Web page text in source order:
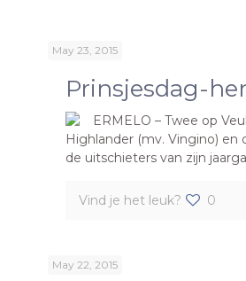
May 23, 2015
Prinsjesdag-
ERMELO – Twee op
Highlander (mv. Vingino) en
de uitschieters van zijn
Vind je het leuk? 0
May 22, 2015